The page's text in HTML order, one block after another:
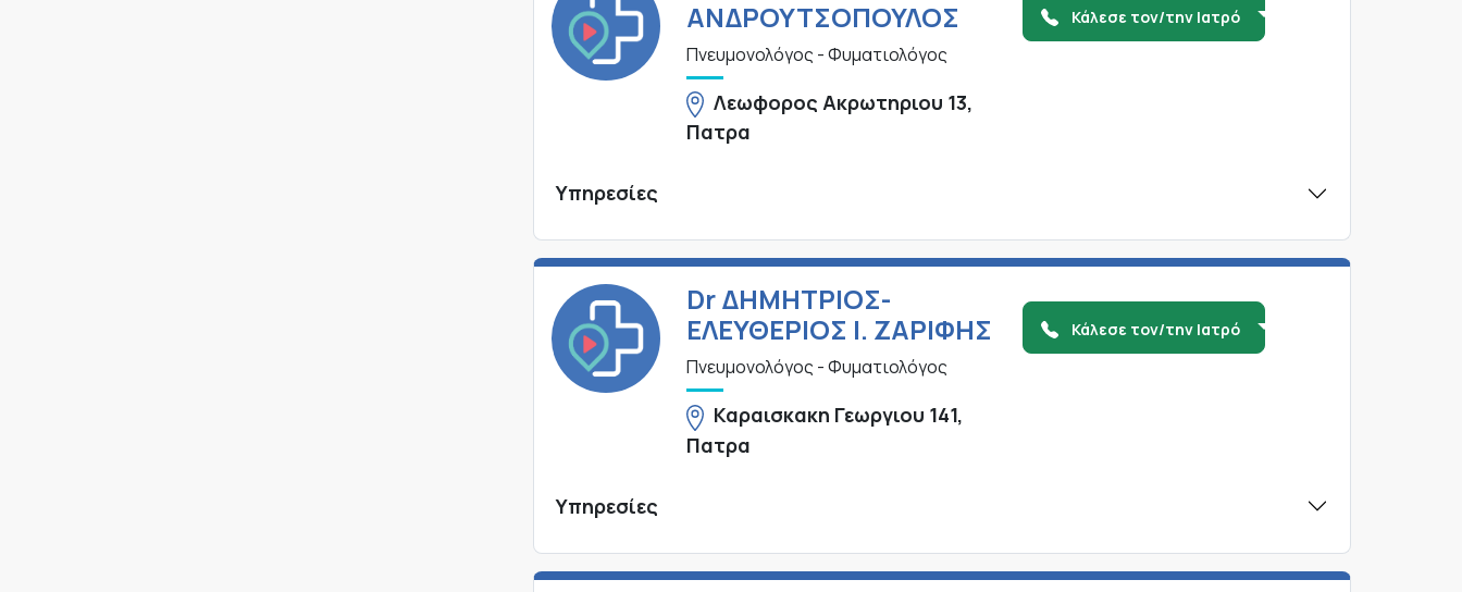
ΑΝΔΡΟΥΤΣΟΠΟΥΛΟΣ
Πνευμονολόγος - Φυματιολόγος
Λεωφορος Ακρωτηριου 13,
Πατρα
Κάλεσε τον/την Ιατρό
Υπηρεσίες
Dr ΔΗΜΗΤΡΙΟΣ-
ΕΛΕΥΘΕΡΙΟΣ Ι. ΖΑΡΙΦΗΣ
Πνευμονολόγος - Φυματιολόγος
Καραισκακη Γεωργιου 141,
Πατρα
Κάλεσε τον/την Ιατρό
Υπηρεσίες